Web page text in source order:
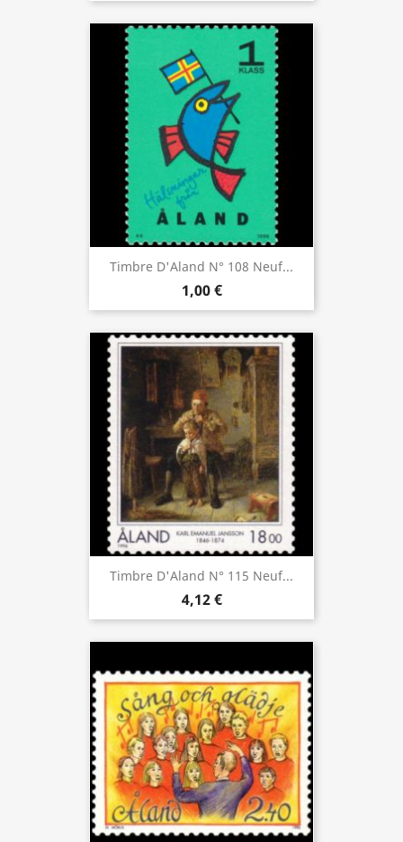
Timbre D'Aland N° 108 Neuf...
1,00 €
Timbre D'Aland N° 115 Neuf...
4,12 €